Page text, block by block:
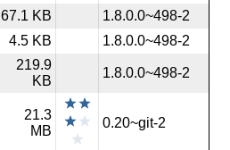
67.1 KB
1.8.0.0~498-2
4.5 KB 1.8.0.0~498-2
219.9
KB
1.8.0.0~498-2
21.3
MB
0.20~git-2